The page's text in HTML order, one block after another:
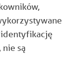
są